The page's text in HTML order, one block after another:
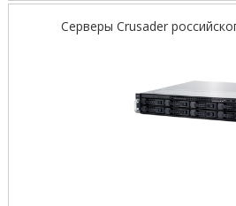
Серверы Crusader